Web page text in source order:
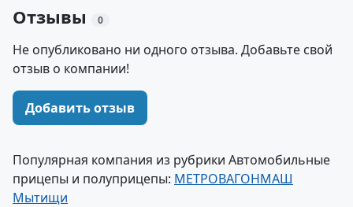
Отзывы 0
Не опубликовано ни одного отзыва. Добавьте свой
отзыв о компании!
Добавить отзыв
Популярная компания из рубрики Автомобильные
прицепы и полуприцепы: МЕТРОВАГОНМАШ
Мытищи